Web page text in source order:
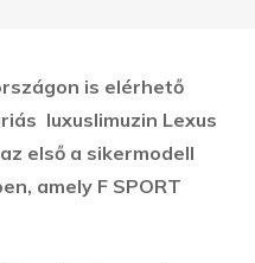
is elérhető
luxuslimuzin Lexus
első a sikermodell
amely F SPORT